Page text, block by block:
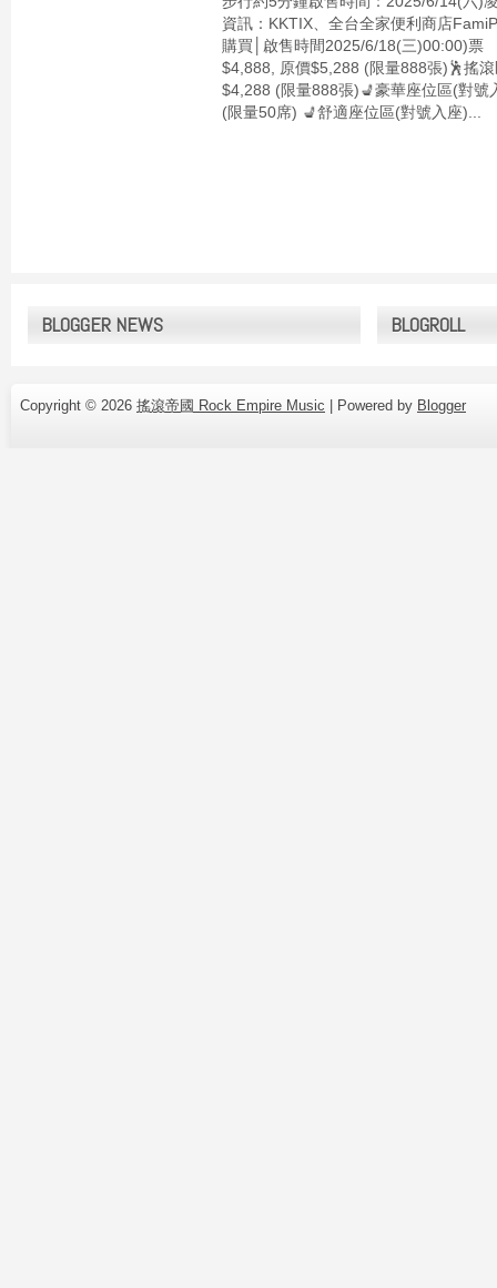
資訊：KKTIX、全台全家便利商店
購買│啟售時間2025/6/18(三)00:00)
$4,888, 原價$5,288 (限量888張)🕺搖
$4,288 (限量888張)💺豪華座位區(對
(限量50席) 💺舒適座位區(對號入座)...
BLOGGER NEWS BLOGROLL
Copyright © 2026 搖滾帝國 Rock Empire Music | Powered by Blogger